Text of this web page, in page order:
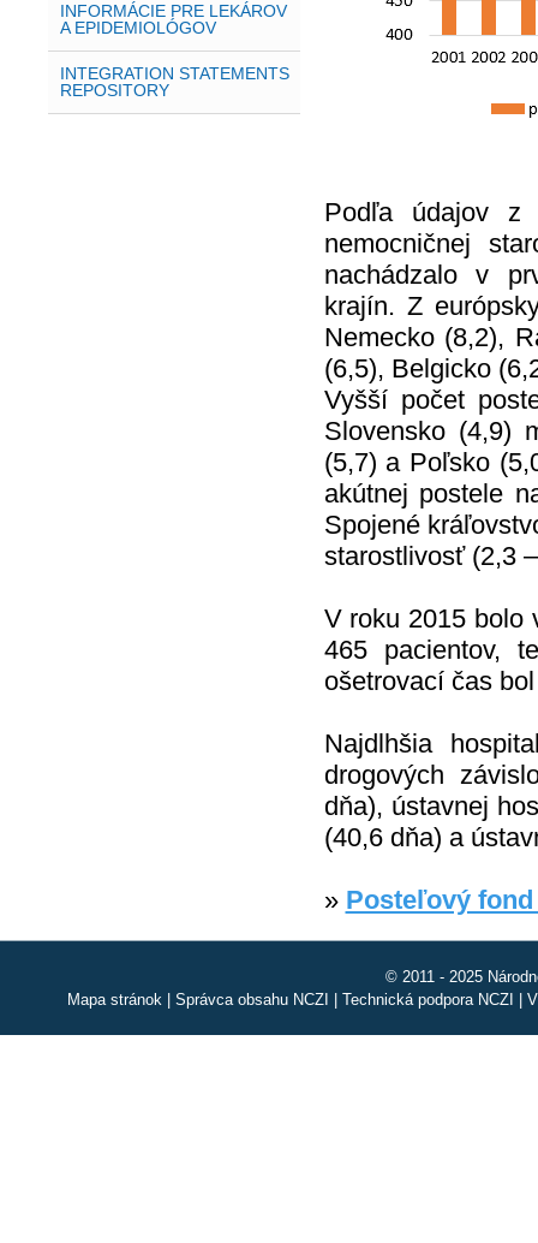
INFORMÁCIE PRE LEKÁROV
A EPIDEMIOLÓGOV
INTEGRATION STATEMENTS
REPOSITORY
Podľa údajov
nemocničnej
nachádzalo v
krajín. Z
Nemecko (8,2),
(6,5), Belgicko
Vyšší počet
Slovensko (4,9)
(5,7) a Poľsko
akútnej postele
Spojené
starostlivosť (2,3
V roku 2015 bolo
465 pacientov,
ošetrovací čas
Najdlhšia
drogových
dňa), ústavnej
(40,6 dňa) a
» Posteľový fond
© 2011 - 2025
Mapa stránok| Správca obsahu NCZI Technická podpora NCZI